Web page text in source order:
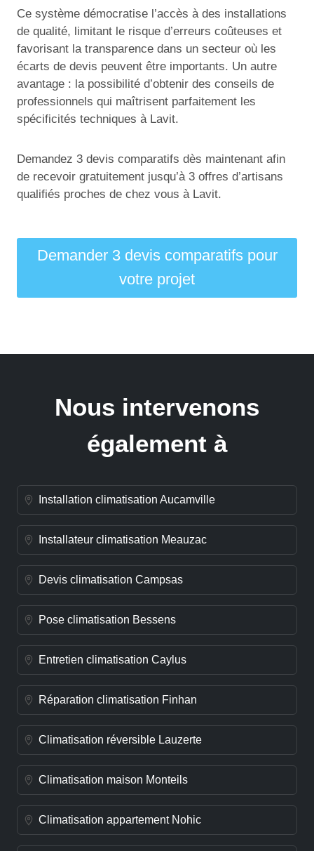
Ce système démocratise l’accès à des installations
de qualité, limitant le risque d’erreurs coûteuses et
favorisant la transparence dans un secteur où les
écarts de devis peuvent être importants. Un autre
avantage : la possibilité d’obtenir des conseils de
professionnels qui maîtrisent parfaitement les
spécificités techniques à Lavit.
Demandez 3 devis comparatifs dès maintenant afin
de recevoir gratuitement jusqu’à 3 offres d’artisans
qualifiés proches de chez vous à Lavit.
Demander 3 devis comparatifs pour
votre projet
Nous intervenons
également à
Installation climatisation Aucamville
Installateur climatisation Meauzac
Devis climatisation Campsas
Pose climatisation Bessens
Entretien climatisation Caylus
Réparation climatisation Finhan
Climatisation réversible Lauzerte
Climatisation maison Monteils
Climatisation appartement Nohic